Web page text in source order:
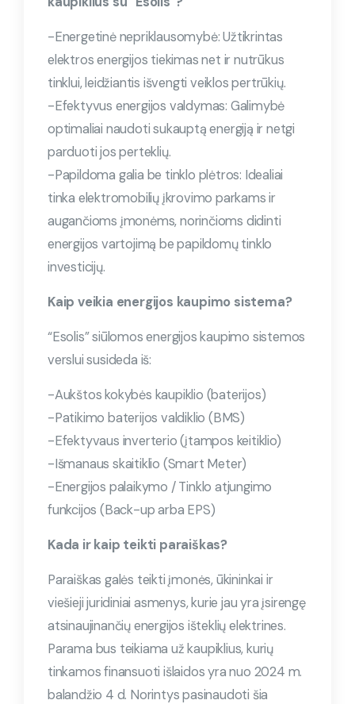
-Energetinė nepriklausomybė: Užtikrintas
elektros energijos tiekimas net ir nutrūkus
tinklui, leidžiantis išvengti veiklos pertrūkių.
-Efektyvus energijos valdymas: Galimybė
optimaliai naudoti sukauptą energiją ir netgi
parduoti jos perteklių.
-Papildoma galia be tinklo plėtros: Idealiai
tinka elektromobilių įkrovimo parkams ir
augančioms įmonėms, norinčioms didinti
energijos vartojimą be papildomų tinklo
investicijų.
Kaip veikia energijos kaupimo sistema?
“Esolis” siūlomos energijos kaupimo sistemos
verslui susideda iš:
-Aukštos kokybės kaupiklio (baterijos)
-Patikimo baterijos valdiklio (BMS)
-Efektyvaus inverterio (įtampos keitiklio)
-Išmanaus skaitiklio (Smart Meter)
-Energijos palaikymo / Tinklo atjungimo
funkcijos (Back-up arba EPS)
Kada ir kaip teikti paraiškas?
Paraiškas galės teikti įmonės, ūkininkai ir
viešieji juridiniai asmenys, kurie jau yra įsirengę
atsinaujinančių energijos išteklių elektrines.
Parama bus teikiama už kaupiklius, kurių
tinkamos finansuoti išlaidos yra nuo 2024 m.
balandžio 4 d. Norintys pasinaudoti šia